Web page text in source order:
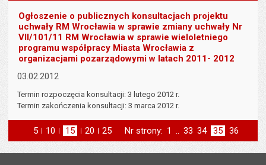
Ogłoszenie o publicznych konsultacjach projektu
uchwały RM Wrocławia w sprawie zmiany uchwały Nr
VII/101/11 RM Wrocławia w sprawie wieloletniego
programu współpracy Miasta Wrocławia z
organizacjami pozarządowymi w latach 2011- 2012
03.02.2012
Termin rozpoczęcia konsultacji: 3 lutego 2012 r.
Termin zakończenia konsultacji: 3 marca 2012 r.
5 elementów na stronie
10 elementów
na stronie
15 elementów
na stronie
20 elementów
na stronie
25 elementów
na stronie
Nr strony: Strona
1 .. Strona
33 Strona
34 Strona
35 Strona
36